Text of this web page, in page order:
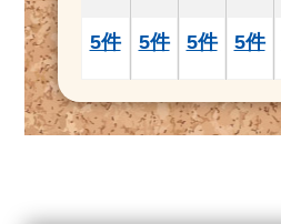
5件 5件 5件 5件